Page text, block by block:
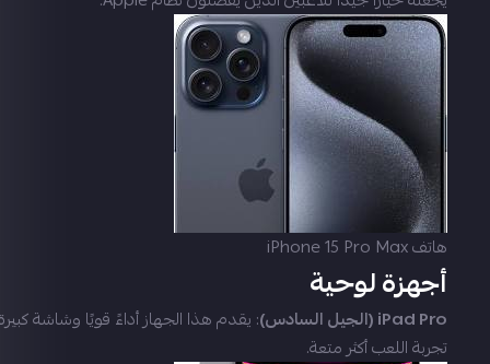
هاتف iPhone 15 Pro Max
أجهزة لوحية
iPad Pro (الجيل السادس)
: يقدم هذا الجهاز أداءً قويًا وشاشة
تجربة اللعب أكثر متعة.